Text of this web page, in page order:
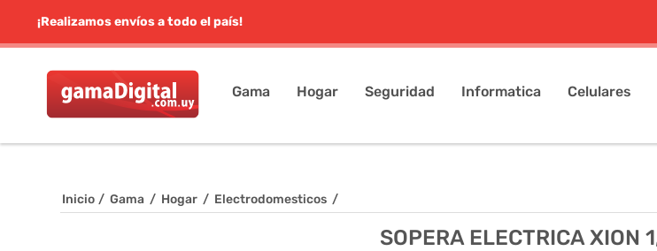
¡Realizamos envíos a todo el país!
Gama Hogar Seguridad Informatica Celulares
Inicio / Gama / Hogar / Electrodomesticos /
SOPERA ELECTRICA XION